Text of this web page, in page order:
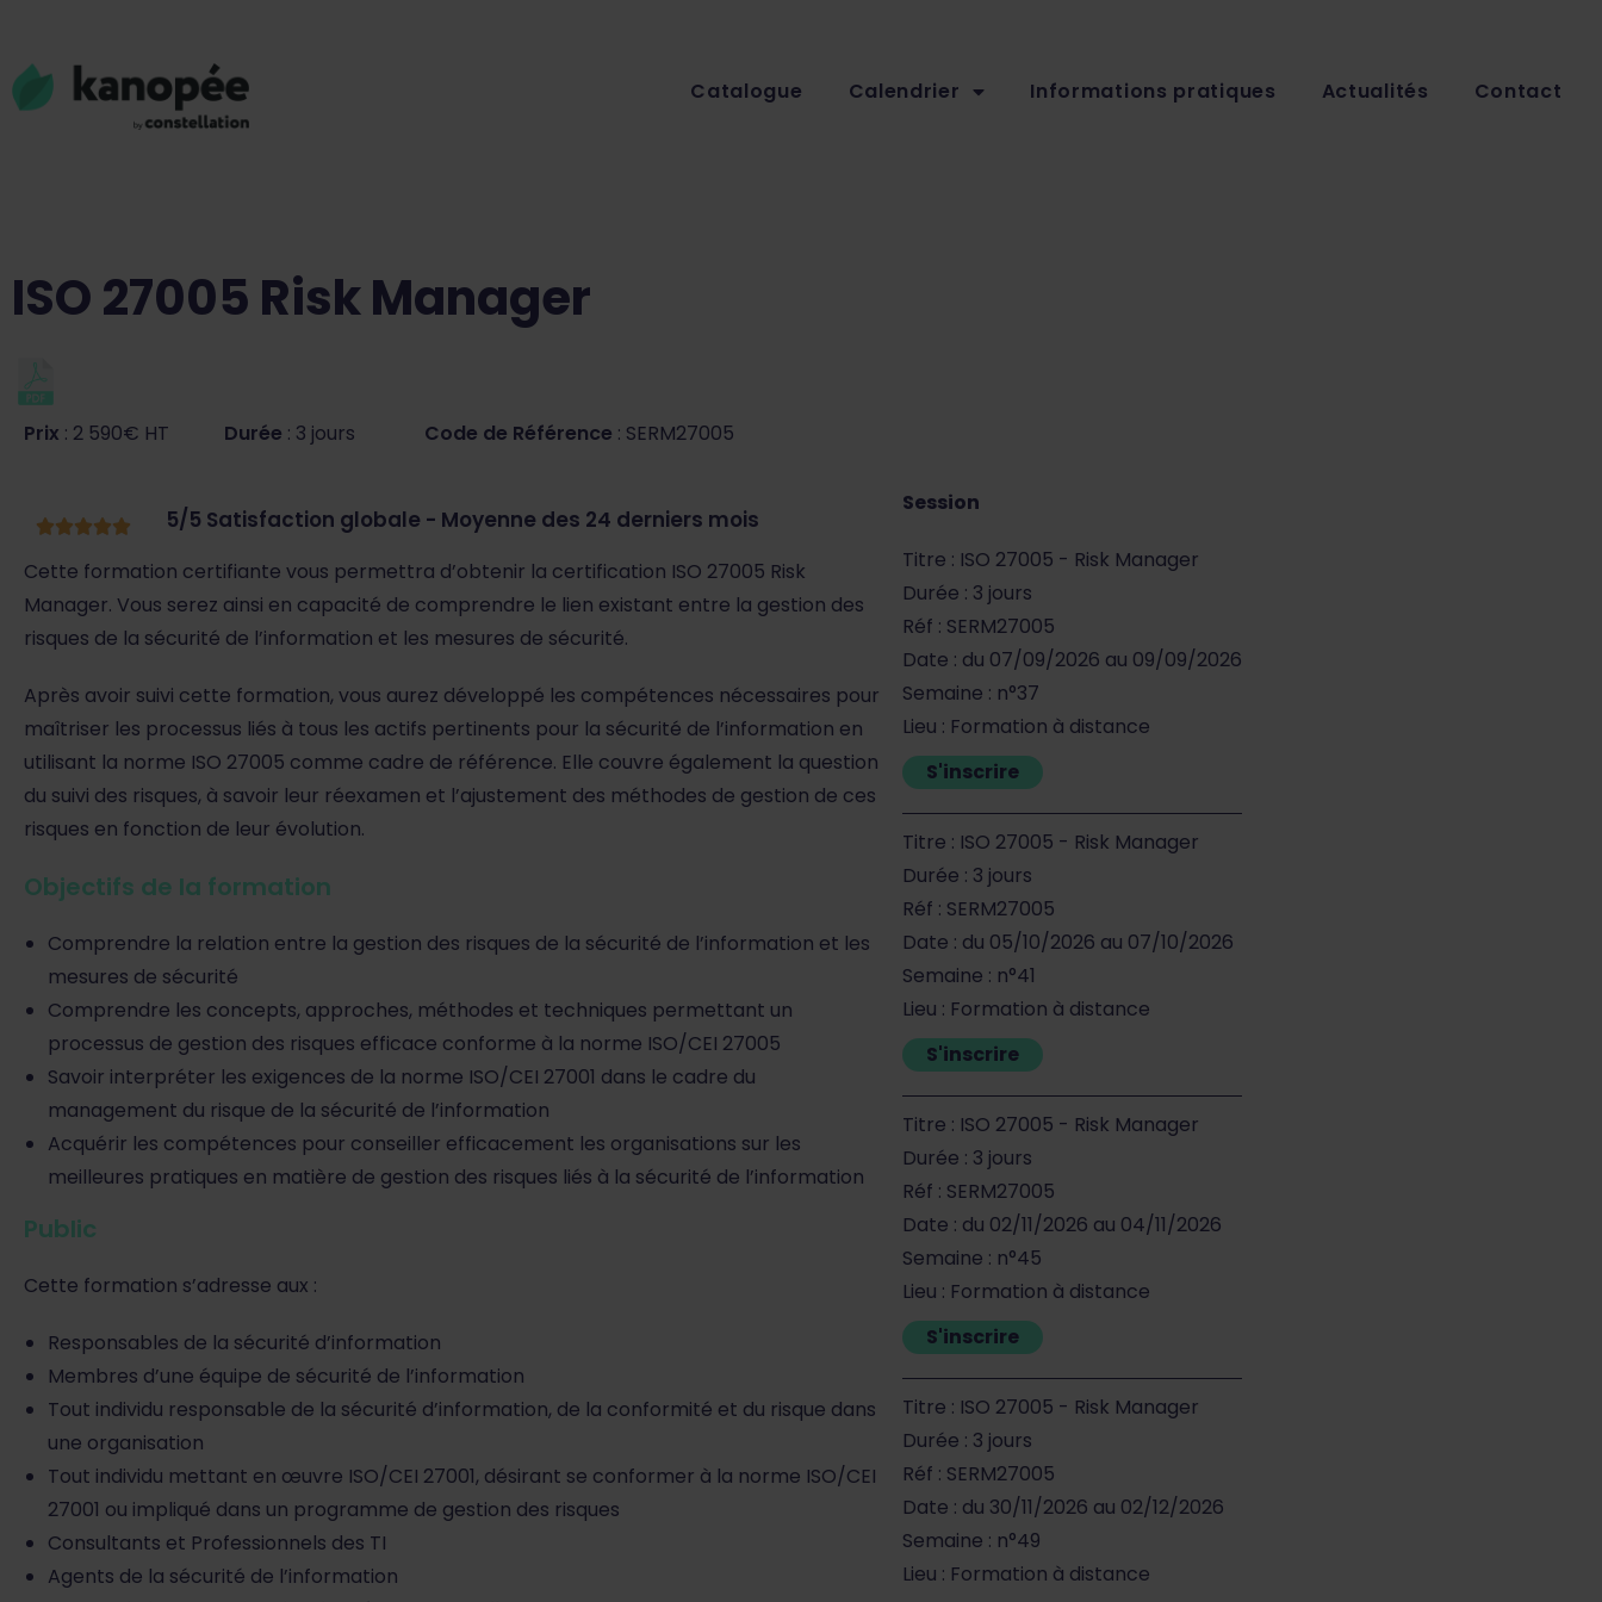
Catalogue Calendrier Informations pratiques Actualités Contact
ISO 27005 Risk Manager
Prix : 2 590€ HT Durée : 3 jours Code de Référence : SERM27005
5/5 Satisfaction globale - Moyenne des 24 derniers mois
Cette formation certifiante vous permettra d’obtenir la certification ISO 27005 Risk
Manager. Vous serez ainsi en capacité de comprendre le lien existant entre la gestion des
risques de la sécurité de l’information et les mesures de sécurité.
Après avoir suivi cette formation, vous aurez développé les compétences nécessaires pour
maîtriser les processus liés à tous les actifs pertinents pour la sécurité de l’information en
utilisant la norme ISO 27005 comme cadre de référence. Elle couvre également la question
du suivi des risques, à savoir leur réexamen et l’ajustement des méthodes de gestion de ces
risques en fonction de leur évolution.
Objectifs de la formation
Comprendre la relation entre la gestion des risques de la sécurité de l’information et les
mesures de sécurité
Comprendre les concepts, approches, méthodes et techniques permettant un
processus de gestion des risques efficace conforme à la norme ISO/CEI 27005
Savoir interpréter les exigences de la norme ISO/CEI 27001 dans le cadre du
management du risque de la sécurité de l’information
Acquérir les compétences pour conseiller efficacement les organisations sur les
meilleures pratiques en matière de gestion des risques liés à la sécurité de l’information
Public
Cette formation s’adresse aux :
Responsables de la sécurité d’information
Membres d’une équipe de sécurité de l’information
Tout individu responsable de la sécurité d’information, de la conformité et du risque dans
une organisation
Tout individu mettant en œuvre ISO/CEI 27001, désirant se conformer à la norme ISO/CEI
27001 ou impliqué dans un programme de gestion des risques
Consultants et Professionnels des TI
Agents de la sécurité de l’information
Session
Titre : ISO 27005 - Risk Manager
Durée : 3 jours
Réf : SERM27005
Date : du 07/09/2026 au 09/09/2026
Semaine : n°37
Lieu : Formation à distance
S'inscrire
Titre : ISO 27005 - Risk Manager
Durée : 3 jours
Réf : SERM27005
Date : du 05/10/2026 au 07/10/2026
Semaine : n°41
Lieu : Formation à distance
S'inscrire
Titre : ISO 27005 - Risk Manager
Durée : 3 jours
Réf : SERM27005
Date : du 02/11/2026 au 04/11/2026
Semaine : n°45
Lieu : Formation à distance
S'inscrire
Titre : ISO 27005 - Risk Manager
Durée : 3 jours
Réf : SERM27005
Date : du 30/11/2026 au 02/12/2026
Semaine : n°49
Lieu : Formation à distance